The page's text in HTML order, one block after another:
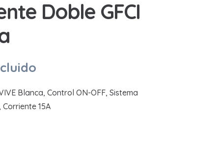
Doble GFCI
Blanca, Control ON-OFF, Sistema
15A